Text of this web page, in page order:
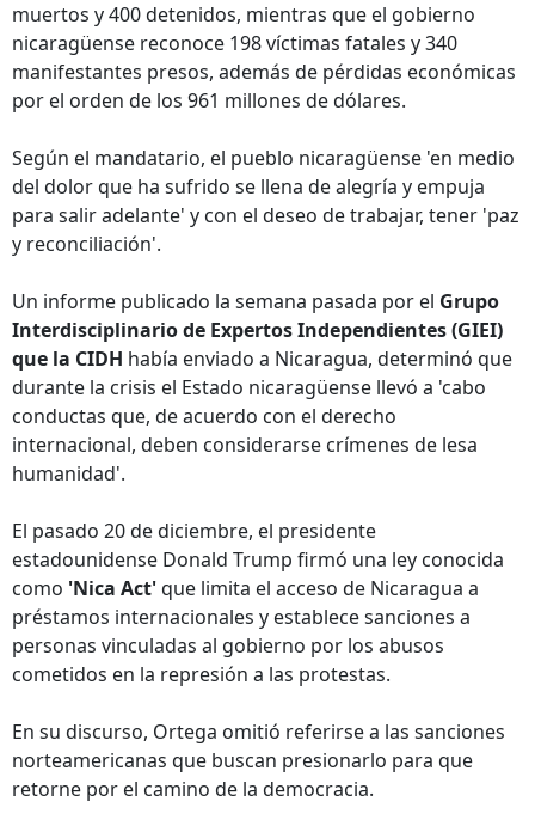
muertos y 400 detenidos, mientras que el gobierno
nicaragüense reconoce 198 víctimas fatales y 340
manifestantes presos, además de pérdidas económicas
por el orden de los 961 millones de dólares.
Según el mandatario, el pueblo nicaragüense 'en medio
del dolor que ha sufrido se llena de alegría y empuja
para salir adelante' y con el deseo de trabajar, tener 'paz
y reconciliación'.
Un informe publicado la semana pasada por el Grupo
Interdisciplinario de Expertos Independientes (GIEI)
que la CIDH había enviado a Nicaragua, determinó que
durante la crisis el Estado nicaragüense llevó a 'cabo
conductas que, de acuerdo con el derecho
internacional, deben considerarse crímenes de lesa
humanidad'.
El pasado 20 de diciembre, el presidente
estadounidense Donald Trump firmó una ley conocida
como 'Nica Act'que limita el acceso de Nicaragua a
préstamos internacionales y establece sanciones a
personas vinculadas al gobierno por los abusos
cometidos en la represión a las protestas.
En su discurso, Ortega omitió referirse a las sanciones
norteamericanas que buscan presionarlo para que
retorne por el camino de la democracia.